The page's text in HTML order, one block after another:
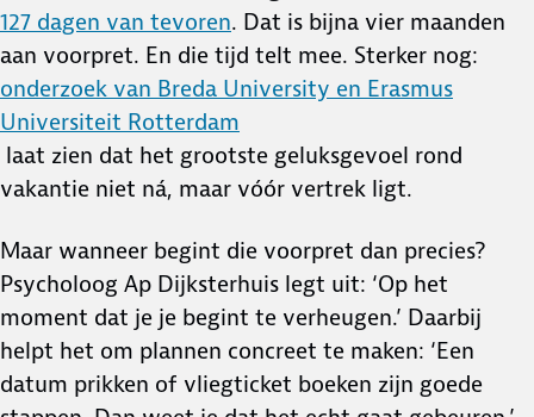
127 dagen van tevoren. Dat is bijna vier maanden
aan voorpret. En die tijd telt mee. Sterker nog:
onderzoek van Breda University en Erasmus
Universiteit Rotterdam
laat zien dat het grootste geluksgevoel rond
vakantie niet ná, maar vóór vertrek ligt.
Maar wanneer begint die voorpret dan precies?
Psycholoog Ap Dijksterhuis legt uit: ‘Op het
moment dat je je begint te verheugen.’ Daarbij
helpt het om plannen concreet te maken: ‘Een
datum prikken of vliegticket boeken zijn goede